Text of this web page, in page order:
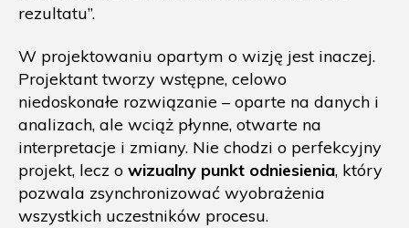
rezultatu”.
W projektowaniu opartym o wizję jest inaczej.
Projektant tworzy wstępne, celowo
niedoskonałe rozwiązanie – oparte na danych i
analizach, ale wciąż płynne, otwarte na
interpretacje i zmiany. Nie chodzi o perfekcyjny
projekt, lecz o wizualny punkt odniesienia, który
pozwala zsynchronizować wyobrażenia
wszystkich uczestników procesu.